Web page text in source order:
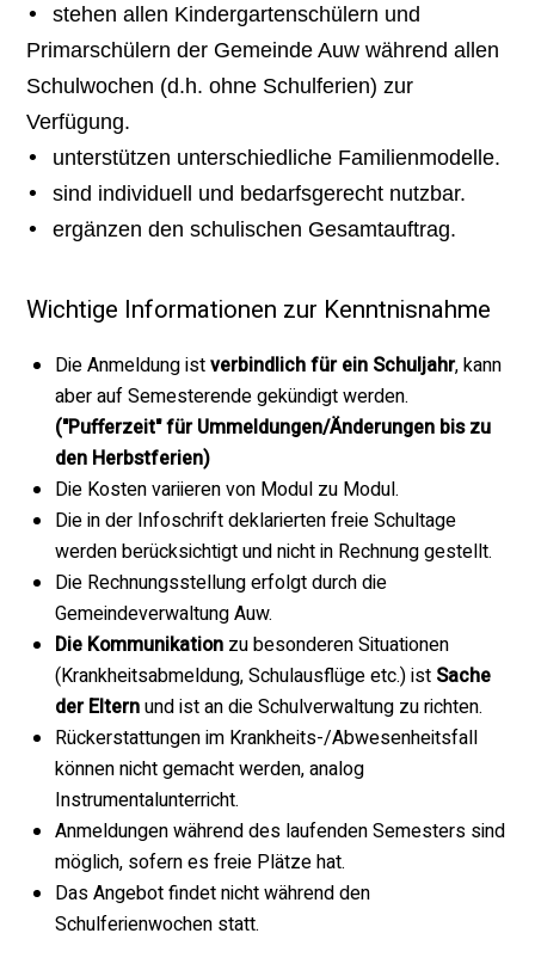
• stehen allen Kindergartenschülern und
Primarschülern der Gemeinde Auw während allen
Schulwochen (d.h. ohne Schulferien)zur
Verfügung.
• unterstützen unterschiedliche Familienmodelle.
• sind individuell und bedarfsgerecht nutzbar.
• ergänzenden schulischen Gesamtauftrag.
Wichtige Informationen zur Kenntnisnahme
Die Anmeldung istverbindlich für ein Schuljahr, kann
aber auf Semesterende gekündigt werden.
("Pufferzeit" für Ummeldungen/Änderungen bis zu
den Herbstferien)
Die Kosten variieren von Modul zu Modul.
Die in der Infoschrift deklarierten freie Schultage
werden berücksichtigt und nicht in Rechnung gestellt.
Die Rechnungsstellung erfolgt durch die
Gemeindeverwaltung Auw.
Die Kommunikation zu besonderen Situationen
(Krankheitsabmeldung, Schulausflüge etc.) ist Sache
der Elternund ist an die Schulverwaltung zu richten.
Rückerstattungen im Krankheits-/Abwesenheitsfall
können nicht gemacht werden, analog
Instrumentalunterricht.
Anmeldungen während des laufenden Semesters sind
möglich, sofern es freie Plätze hat.
Das Angebot findet nicht während den
Schulferienwochen statt.